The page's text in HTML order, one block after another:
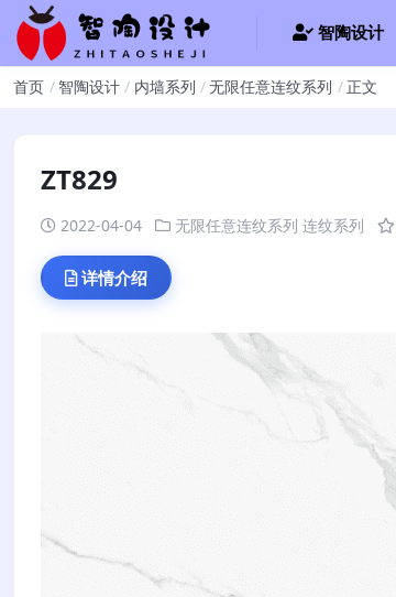
智陶设计
首页 智陶设计 内墙系列 无限任意连纹系列 正文
ZT829
2022-04-04 无限任意连纹系列 连纹系列
详情介绍